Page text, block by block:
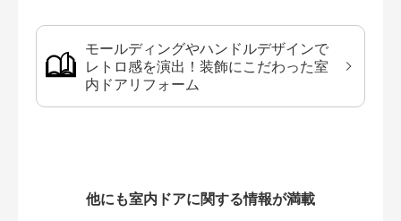
モールディングやハンドルデザインで
レトロ感を演出！装飾にこだわった室
内ドアリフォーム
他にも室内ドアに関する情報が満載